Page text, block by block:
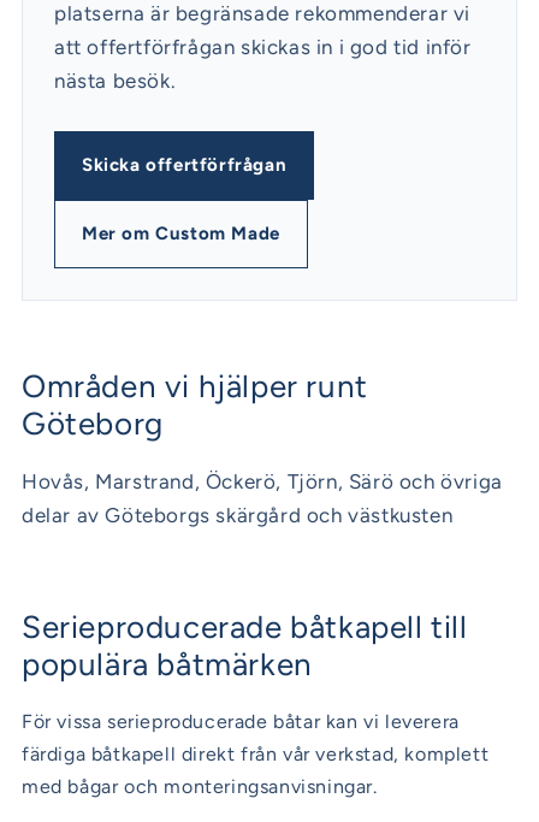
platserna är begränsade rekommenderar vi
att offertförfrågan skickas in i god tid inför
nästa besök.
Skicka offertförfrågan
Mer om Custom Made
Områden vi hjälper runt
Göteborg
Hovås, Marstrand, Öckerö, Tjörn, Särö och övriga
delar av Göteborgs skärgård och västkusten
Serieproducerade båtkapell till
populära båtmärken
För vissa serieproducerade båtar kan vi leverera
färdiga båtkapell direkt från vår verkstad, komplett
med bågar och monteringsanvisningar.